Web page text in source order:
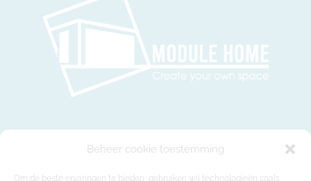
Beheer cookie toestemming
Om de beste ervaringen te bieden, gebruiken wij technologieën zoals
ModuleHome biedt u een kwaliteitsvolle en
bijzonder flexibele oplossing voor al uw